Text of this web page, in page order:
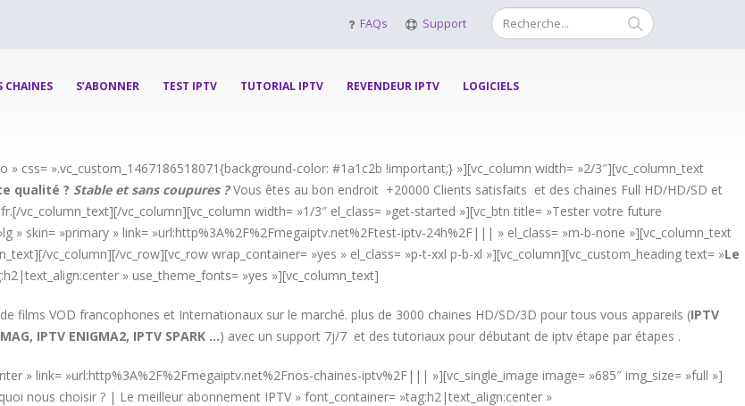
FAQs Support
CHAINES S’ABONNER TEST IPTV TUTORIAL IPTV REVENDEUR IPTV LOGICIELS
css= ».vc_custom_1467186518071{background-color: #1a1c2b !important;} »][vc_column width= »2/3″][vc_column_text
qualité ? Stable et sans coupures ?Vous êtes au bon endroit +20000 Clients satisfaits et des chaines Full HD/HD/SD et
vc_column_text][/vc_column][vc_column width= »1/3″ el_class= »get-started »][vc_btn title= »Tester votre future
» skin= »primary » link= »url:http%3A%2F%2Fmegaiptv.net%2Ftest-iptv-24h%2F||| » el_class= »m-b-none »][vc_column_text
vc_column][/vc_row][vc_row wrap_container= »yes » el_class= »p-t-xxl p-b-xl »][vc_column][vc_custom_heading text= »Le
» use_theme_fonts= »yes »][vc_column_text]
films VOD francophones et Internationaux sur le marché. plus de 3000 chaines HD/SD/3D pour tous vous appareils (IPTV
IPTV ENIGMA2, IPTV SPARK …) avec un support 7j/7 et des tutoriaux pour débutant de iptv étape par étapes .
» link= »url:http%3A%2F%2Fmegaiptv.net%2Fnos-chaines-iptv%2F||| »][vc_single_image image= »685″ img_size= »full »]
nous choisir ? | Le meilleur abonnement IPTV » font_container= »tag:h2|text_align:center »